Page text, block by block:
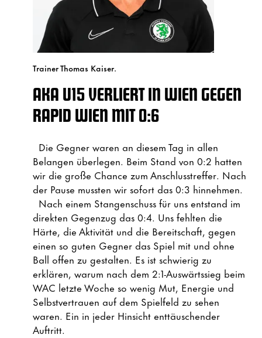
Trainer Thomas Kaiser.
AKA U15 VERLIERT IN WIEN GEGEN
RAPID WIEN MIT 0:6
Die Gegner waren an diesem Tag in allen
Belangen überlegen. Beim Stand von 0:2 hatten
wir die große Chance zum Anschlusstreffer. Nach
der Pause mussten wir sofort das 0:3 hinnehmen.
Nach einem Stangenschuss für uns entstand im
direkten Gegenzug das 0:4. Uns fehlten die
Härte, die Aktivität und die Bereitschaft, gegen
einen so guten Gegner das Spiel mit und ohne
Ball offen zu gestalten. Es ist schwierig zu
erklären, warum nach dem 2:1-Auswärtssieg beim
WAC letzte Woche so wenig Mut, Energie und
Selbstvertrauen auf dem Spielfeld zu sehen
waren. Ein in jeder Hinsicht enttäuschender
Auftritt.